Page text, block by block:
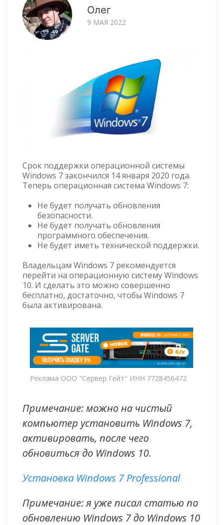
Олег
9 МАЯ 2022
Срок поддержки операционной системы
Windows 7 закончился 14 января 2020 года.
Теперь операционная система Windows 7:
Не будет получать обновления
безопасности.
Не будет получать обновления
программного обеспечения.
Не будет иметь технической поддержки.
Владельцам Windows 7 рекомендуется
перейти на операционную систему Windows
10. И сделать это можно совершенно
бесплатно, достаточно, чтобы Windows 7
была активирована.
Реклама ООО "Сервер Гейт" ИНН 7728456472
Примечание: можно на чистый
компьютер установить Windows 7,
активировать, после чего
обновиться до Windows 10.
Установка Windows 7 Professional
Примечание: я уже писал статью по
обновлению Windows 7 до Windows 10